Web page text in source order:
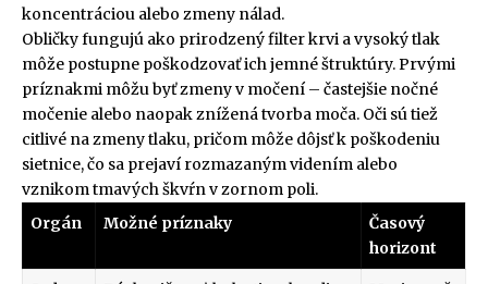
koncentráciou alebo zmeny nálad.
Obličky fungujú ako prirodzený filter krvi a vysoký tlak
môže postupne poškodzovať ich jemné štruktúry. Prvými
príznakmi môžu byť zmeny v močení – častejšie nočné
močenie alebo naopak znížená tvorba moča. Oči sú tiež
citlivé na zmeny tlaku, pričom môže dôjsť k poškodeniu
sietnice, čo sa prejaví rozmazaným videním alebo
vznikom tmavých škvŕn v zornom poli.
Orgán
Možné príznaky
Časový
horizont